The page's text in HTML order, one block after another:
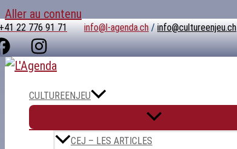
Aller au contenu
22 776 91 71 info@l-agenda.ch/info@cultureenjeu.ch
CULTUREENJEU
CEJ – LES ARTICLES